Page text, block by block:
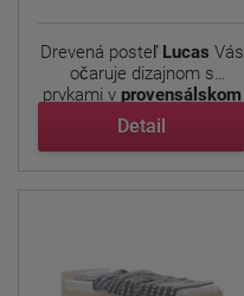
Drevená posteľ Lucas Vás
očaruje dizajnom s
prvkami v provensálskom
...
Detail